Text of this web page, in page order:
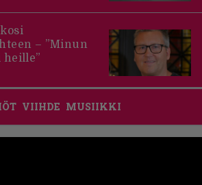
– ”Minun
VIIHDE MUSIIKKI